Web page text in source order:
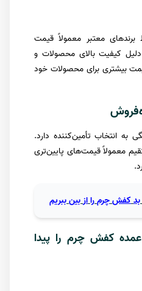
معتبر معمولاً قیمت
دلیل کیفیت بالای محصولات و
بیشتری برای محصولات خود
انتخاب تأمین‌کننده دارد.
معمولاً قیمت‌های پایین‌تری
بدکفشچرمراازبینببریم
کفش چرم را پیدا